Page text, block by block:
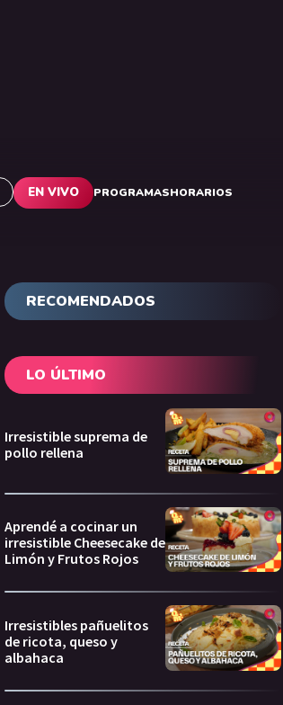
EN VIVO PROGRAMASHORARIOS
RECOMENDADOS
LO ÚLTIMO
Irresistible suprema de
pollo rellena
Aprendé a cocinar un
irresistible Cheesecake de
Limón y Frutos Rojos
Irresistibles pañuelitos
de ricota, queso y
albahaca